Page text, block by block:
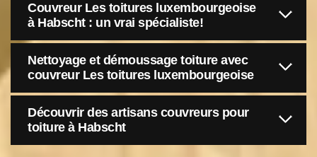
Couvreur Les toitures luxembourgeoise
à Habscht : un vrai spécialiste!
Nettoyage et démoussage toiture avec
couvreur Les toitures luxembourgeoise
Découvrir des artisans couvreurs pour
toiture à Habscht